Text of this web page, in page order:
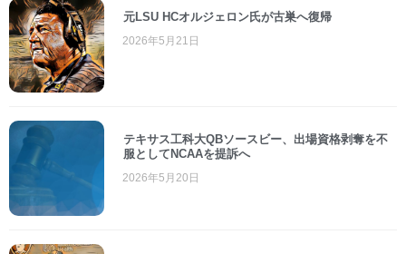
元LSU HCオルジェロン氏が古巣へ復帰
2026年5月21日
テキサス工科大QBソースビー、出場資格剥奪を不
服としてNCAAを提訴へ
2026年5月20日